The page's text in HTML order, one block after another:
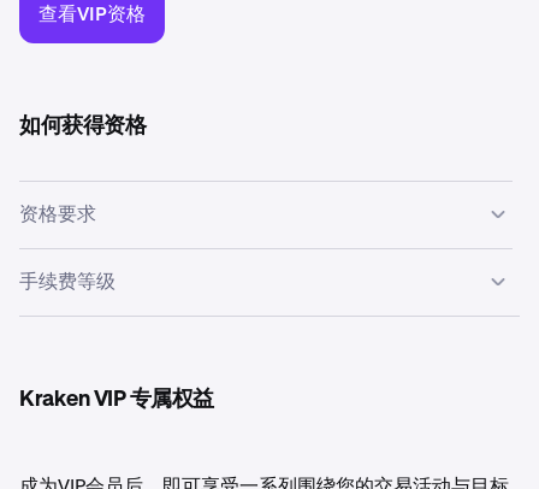
查看VIP资格
如何获得资格
资格要求
在滚动90天内满足以下任意一项，即可申请Kraken VIP：
手续费等级
Kraken Pro现货与合约：
Kraken VIP 专属权益